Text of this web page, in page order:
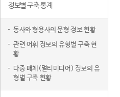
정보별 구축 통계
동사와 형용사의 문형 정보 현황
관련 어휘 정보의 유형별 구축 현
황
다중 매체(멀티미디어) 정보의 유
형별 구축 현황